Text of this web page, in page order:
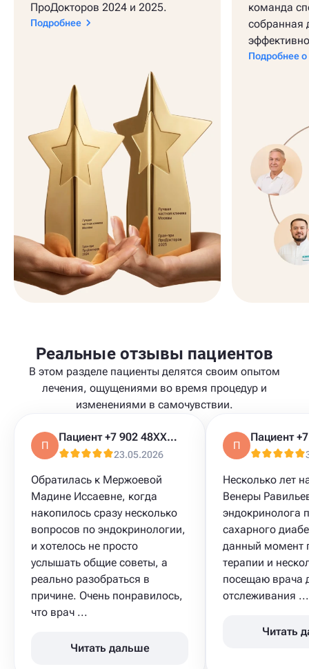
ПроДокторов 2024 и 2025.
Подробнее
команда
собранная
Подробнее о
Реальные отзывы пациентов
В этом разделе пациенты делятся своим опытом
лечения, ощущениями во время процедур и
изменениями в самочувствии.
П
Пациент +7 902 48XXXXX
23.05.2026
Обратилась к Мержоевой
Мадине Иссаевне, когда
накопилось сразу несколько
вопросов по эндокринологии,
и хотелось не просто
услышать общие советы, а
реально разобраться в
причине. Очень понравилось,
что врач ...
Читать дальше
П
Несколько лет
Венеры
эндокринолога
сахарного
данный момент
терапии и
посещаю врача
отслеживания ...
Читать